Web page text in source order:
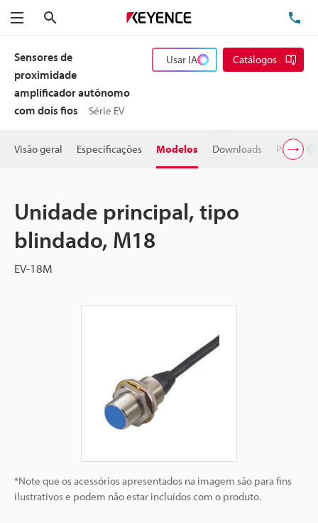
Menu
Sensores de
proximidade
amplificador autônomo
com dois fios
Série EV
Usar IA Catálogos
Visão geral Especificações Modelos Downloads Preço
Unidade principal, tipo
blindado, M18
EV-18M
*Note que os acessórios apresentados na imagem são para fins
ilustrativos e podem não estar incluídos com o produto.